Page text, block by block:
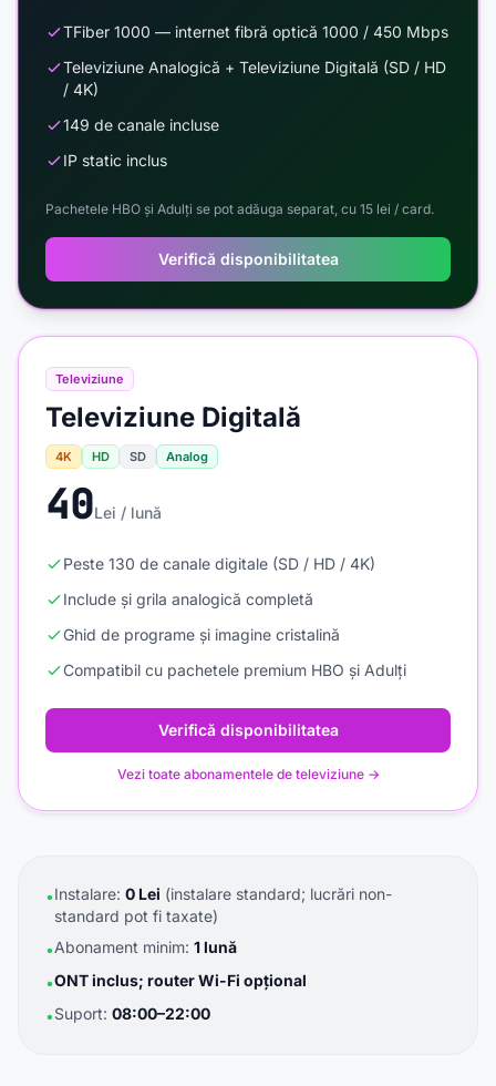
Televiziune
Televiziune Digitală
4K HD SD Analog
40Lei / lună
Peste 130 de canale digitale (SD / HD / 4K)
Include și grila analogică completă
Ghid de programe și imagine cristalină
Compatibil cu pachetele premium HBO și Adulți
Verifică disponibilitatea
Vezi toate abonamentele de televiziune →
TFiber 1000 — internet fibră optică 1000 / 450 Mbps
Televiziune Analogică + Televiziune Digitală (SD / HD
/ 4K)
149 de canale incluse
IP static inclus
Pachetele HBO și Adulți se pot adăuga separat, cu 15 lei / card.
Verifică disponibilitatea
•Instalare: 0 Lei (instalare standard; lucrări non-
standard pot fi taxate)
•Abonament minim: 1 lună
•ONT inclus; router Wi-Fi opțional
•Suport: 08:00–22:00